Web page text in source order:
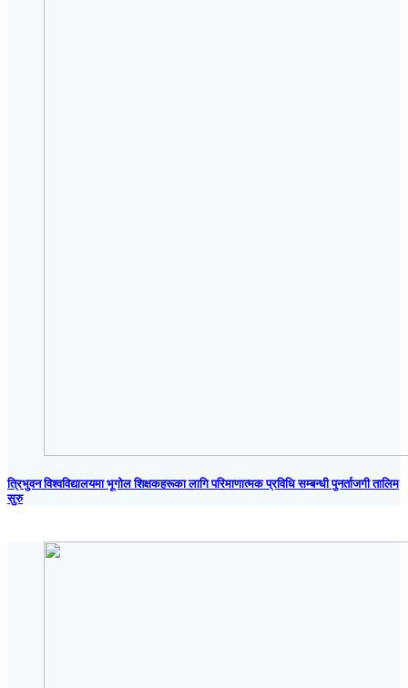
त्रिभुवन विश्वविद्यालयमा भूगोल शिक्षकहरूका लागि परिमाणात्मक प्रविधि सम्बन्धी पुनर्ताजगी तालिम
सुरु